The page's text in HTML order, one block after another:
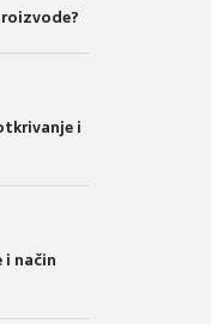
i
način